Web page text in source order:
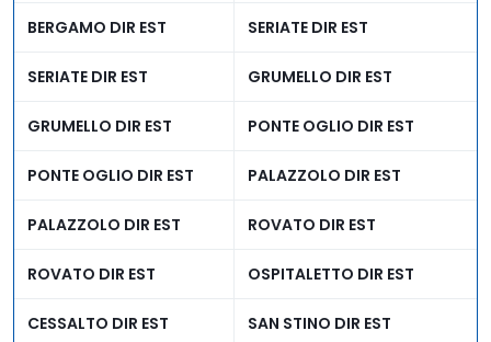
VAR)
CASTELNUOVO DI PORTO
SETTEBAGNI DIR SUD (A1
BERGAMO DIR EST SERIATE DIR EST
SERIATE DIR EST GRUMELLO DIR EST
GRUMELLO DIR EST PONTE OGLIO DIR EST
PONTE OGLIO DIR EST PALAZZOLO DIR EST
PALAZZOLO DIR EST ROVATO DIR EST
ROVATO DIR EST OSPITALETTO DIR EST
CESSALTO DIR EST SAN STINO DIR EST